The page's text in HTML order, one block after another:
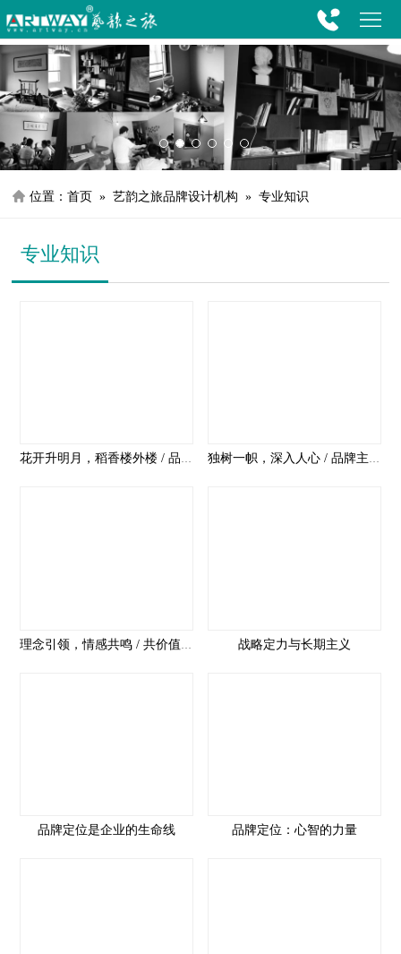
首
页
艺韵之
旅/artway
作品展
示/Show
新闻中
队/Team
联系我
首
页/home
艺韵之
旅/artway
作品展
示/Show 心/service
专家团
队/Team
联系我
们/Contact
1 2 3 4 5 6
位置：首页 » 艺韵之旅品牌设计机构 » 专业知识
专业知识
花开升明月，稻香楼外楼 / 品牌主张经典案例 独树一帜，深入人心 / 品牌主张主要特点
理念引领，情感共鸣 / 共价值立品牌 战略定力与长期主义
品牌定位是企业的生命线 品牌定位：心智的力量